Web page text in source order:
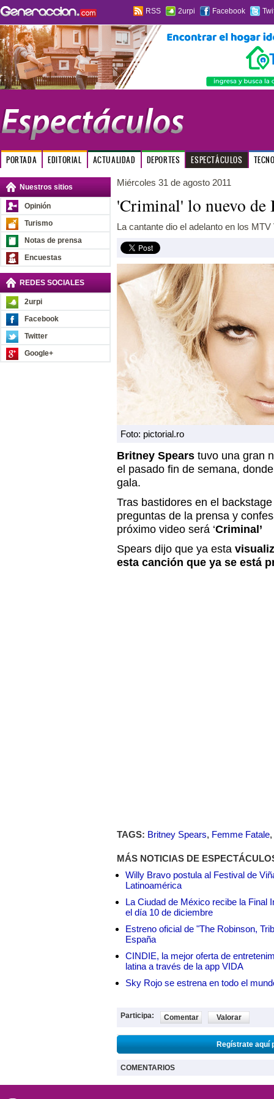
RSS 2urpi Facebook
PORTADA EDITORIAL ACTUALIDAD DEPORTES ESPECTÁCULOS
Nuestros sitios
Opinión
Turismo
Notas de prensa
Encuestas
REDES SOCIALES
2urpi
Facebook
Twitter
Google+
Miércoles 31 de agosto 2011
'Criminal' lo nuevo de
La cantante dio el adelanto en los
Foto: pictorial.ro
Britney Spears tuvo una gran
el pasado fin de semana,
gala.
Tras bastidores en el
preguntas de la prensa y
próximo video será ‘Criminal’
Spears dijo que ya esta
esta canción que ya se está
TAGS: Britney Spears, Femme Fatale,
MÁS NOTICIAS DE
Willy Bravo postula al Festival de
Latinoamérica
La Ciudad de México recibe la Final
el día 10 de diciembre
Estreno oficial de "The Robinson,
España
CINDIE, la mejor oferta de
latina a través de la app VIDA
Sky Rojo se estrena en todo el
Participa: Comentar Valorar
Regístrate aquí
COMENTARIOS